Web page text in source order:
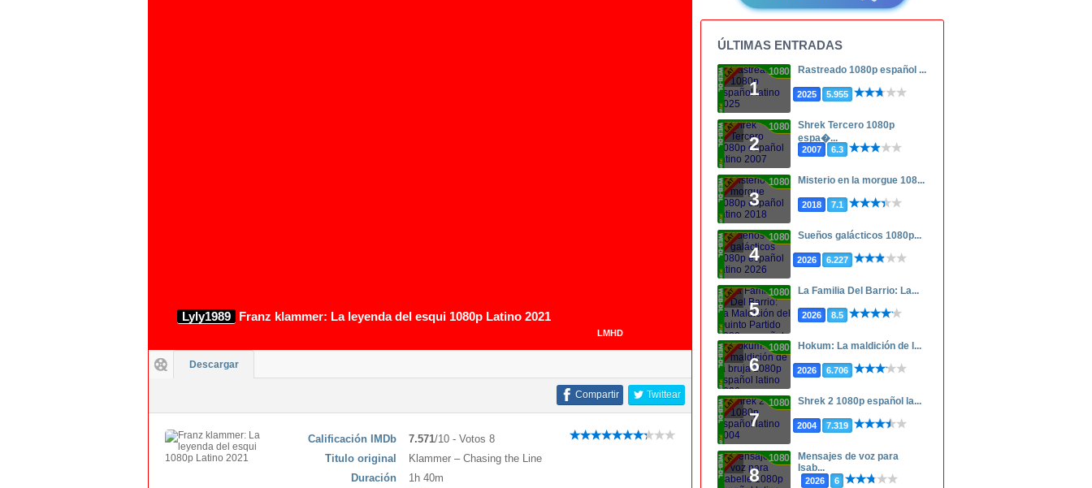
Lyly1989 Franz klammer: La leyenda del esqui 1080p Latino 2021
LMHD
Descargar
Twittear
Compartir
Calificación IMDb 7.571/10 - Votos 8
Titulo original
Klammer – Chasing the Line
Duración
1h 40m
ÚLTIMAS ENTRADAS
1
1080p Rastreado 1080p español ...
2025 5.955
2
1080p
Shrek Tercero 1080p
espa�...
2007 6.3
3
1080p Misterio en la morgue 108...
2018 7.1
4
1080p Sueños galácticos 1080p...
2026 6.227
5
1080p La Familia Del Barrio: La...
2026 8.5
6
1080p Hokum: La maldición de l...
2026 6.706
7
1080p Shrek 2 1080p español la...
2004 7.319
8
1080p
Mensajes de voz para
Isab...
2026 6